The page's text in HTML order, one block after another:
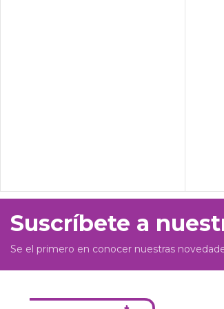
Suscríbete a
Se el primero en conocer nuestras